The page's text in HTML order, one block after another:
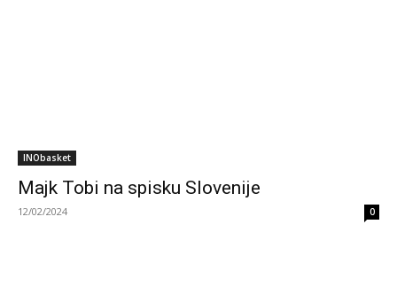
INObasket
Majk Tobi na spisku Slovenije
12/02/2024 0